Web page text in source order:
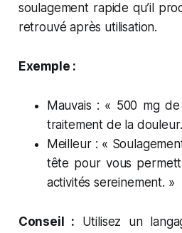
soulagement rapide qu’il
retrouvé après utilisation.
Exemple :
Mauvais : « 500 mg
traitement de la
Meilleur : «
tête pour vous
activités sereinement. »
Conseil : Utilisez un